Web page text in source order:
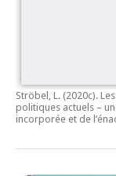
Ströbel, L. (2020c).
politiques actuels –
incorporée et de